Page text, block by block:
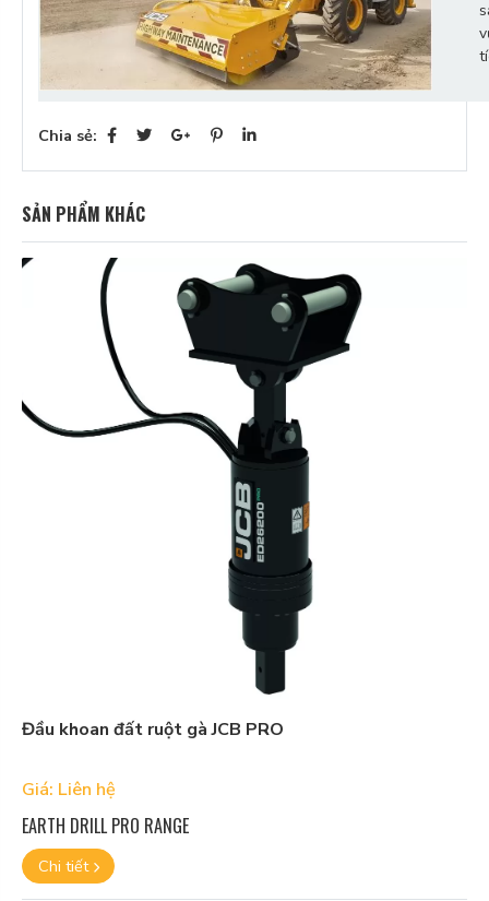
Chia sẻ:
SẢN PHẨM KHÁC
Đầu khoan đất ruột gà JCB PRO
Giá: Liên hệ
EARTH DRILL PRO RANGE
Chi tiết